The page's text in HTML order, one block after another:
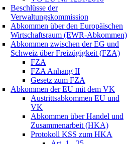
Beschlüsse der
Verwaltungskommission
Abkommen über den Europäischen
Wirtschaftsraum (EWR-Abkommen)
Abkommen zwischen der EG und
Schweiz über Freizügigkeit (FZA)
FZA
FZA Anhang II
Gesetz zum FZA
Abkommen der EU mit dem VK
Austrittsabkommen EU und
VK
Abkommen über Handel und
Zusammenarbeit (HKA)
Protokoll KSS zum HKA